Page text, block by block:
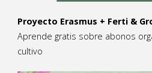
Proyecto Erasmus + Ferti &
Aprende gratis sobre abonos
cultivo